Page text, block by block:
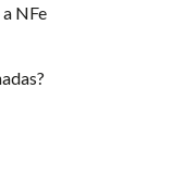
NFe